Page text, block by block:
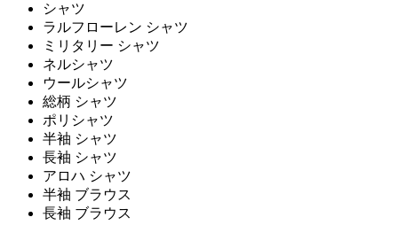
シャツ
ラルフローレン シャツ
ミリタリー シャツ
ネルシャツ
ウールシャツ
総柄 シャツ
ポリシャツ
半袖 シャツ
長袖 シャツ
アロハ シャツ
半袖 ブラウス
長袖 ブラウス